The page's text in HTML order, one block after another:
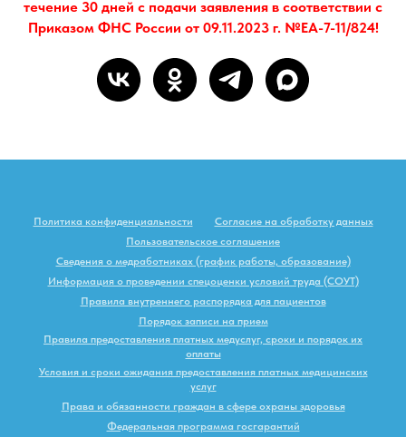
течение 30 дней с подачи заявления в соответствии с
Приказом ФНС России от 09.11.2023 г. №ЕА-7-11/824!
Политика конфиденциальности
Согласие на обработку данных
Пользовательское соглашение
Сведения о медработниках (график работы, образование)
Информация о проведении спецоценки условий труда (СОУТ)
Правила внутреннего распорядка для пациентов
Порядок записи на прием
Правила предоставления платных медуслуг, сроки и порядок их
оплаты
Условия и сроки ожидания предоставления платных медицинских
услуг
Права и обязанности граждан в сфере охраны здоровья
Федеральная программа госгарантий